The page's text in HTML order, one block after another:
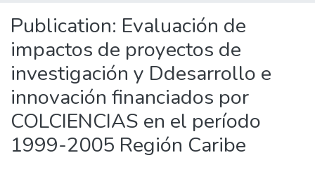
Publication: Evaluación de
impactos de proyectos de
investigación y Ddesarrollo e
innovación financiados por
COLCIENCIAS en el período
1999-2005 Región Caribe